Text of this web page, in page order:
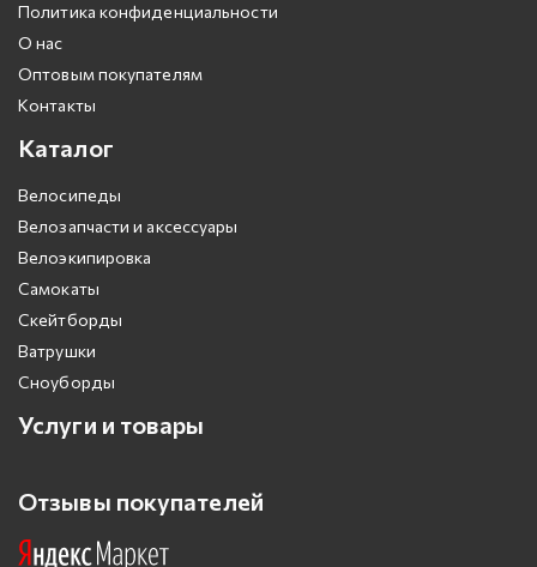
Политика конфиденциальности
О нас
Оптовым покупателям
Контакты
Каталог
Велосипеды
Велозапчасти и аксессуары
Велоэкипировка
Самокаты
Скейтборды
Ватрушки
Сноуборды
Услуги и товары
Отзывы покупателей